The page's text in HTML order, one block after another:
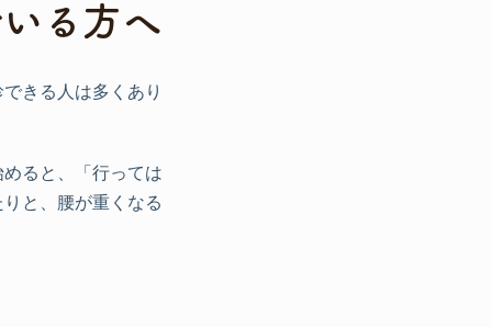
る方へ
きる人は多くあり
ると、「行っては
と、腰が重くなる